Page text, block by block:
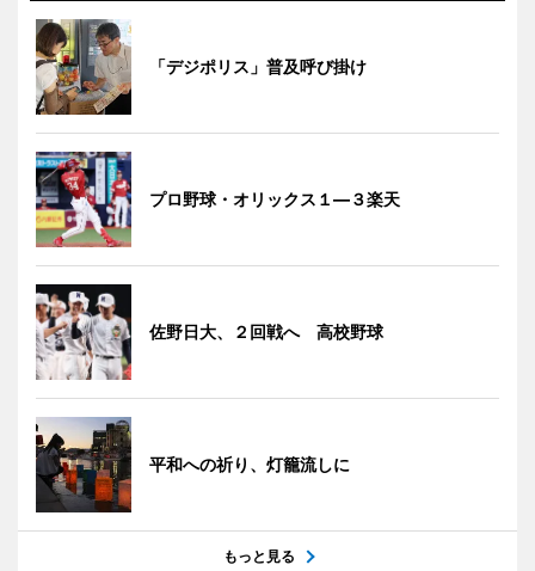
「デジポリス」普及呼び掛け
プロ野球・オリックス１―３楽天
佐野日大、２回戦へ 高校野球
平和への祈り、灯籠流しに
もっと見る